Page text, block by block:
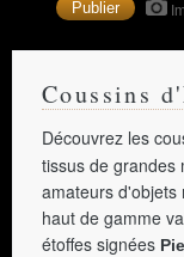
Coussins
Découvrez les
tissus de grandes
amateurs d'objets
haut de gamme
étoffes signées